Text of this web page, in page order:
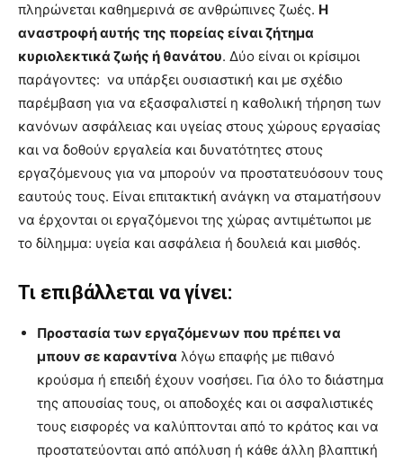
πληρώνεται καθημερινά σε ανθρώπινες ζωές. Η
αναστροφή αυτής της πορείας είναι ζήτημα
κυριολεκτικά ζωής ή θανάτου. Δύο είναι οι κρίσιμοι
παράγοντες: να υπάρξει ουσιαστική και με σχέδιο
παρέμβαση για να εξασφαλιστεί η καθολική τήρηση των
κανόνων ασφάλειας και υγείας στους χώρους εργασίας
και να δοθούν εργαλεία και δυνατότητες στους
εργαζόμενους για να μπορούν να προστατευόσουν τους
εαυτούς τους. Είναι επιτακτική ανάγκη να σταματήσουν
να έρχονται οι εργαζόμενοι της χώρας αντιμέτωποι με
το δίλημμα: υγεία και ασφάλεια ή δουλειά και μισθός.
Τι επιβάλλεται να γίνει:
Προστασία των εργαζόμενων που πρέπει να
μπουν σε καραντίνα λόγω επαφής με πιθανό
κρούσμα ή επειδή έχουν νοσήσει. Για όλο το διάστημα
της απουσίας τους, οι αποδοχές και οι ασφαλιστικές
τους εισφορές να καλύπτονται από το κράτος και να
προστατεύονται από απόλυση ή κάθε άλλη βλαπτική